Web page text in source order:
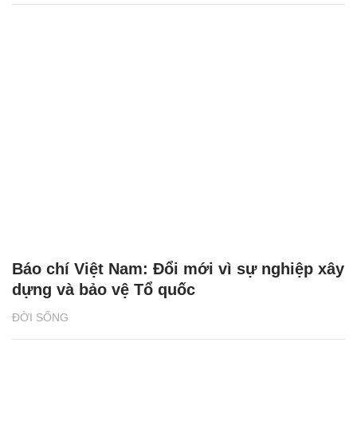
ĐỜI SỐNG
Báo chí Việt Nam: Đổi mới vì sự nghiệp xây
dựng và bảo vệ Tổ quốc